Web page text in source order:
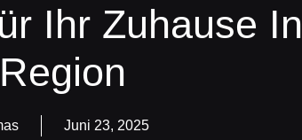
Ihr Zuhause In
Juni 23, 2025